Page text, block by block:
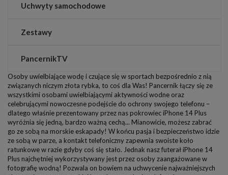
Uchwyty samochodowe
Zestawy
PancernikTV
Osoby uwielbiające wodę i czujące się w sportach bezpośrednio z nią
związanych niczym złota rybka, to coś dla Was! Pancernik łączy się ze
wszystkimi osobami uwielbiającymi aktywności wodne oraz
celebrującymi nowoczesne podejście do ochrony swojego telefonu –
dlatego właśnie prezentowany przez nas pokrowiec iPhone 14 Plus
wyróżnia się jedną, bardzo ważną cechą... Mianowicie, możesz zabrać
go ze sobą na morskie eskapady! W końcu pasja i bezpieczeństwo idzie
ze sobą w parze, a kontakt telefoniczny zapewnia swoiste koło
ratunkowe w razie gdyby coś się stało. Jednak nasz futerał iPhone 14
Plus najchętniej wykorzystywany jest przez osoby zaangażowane w
fotografię wodną! Pozwala on bowiem na uchwycenie najważniejszych